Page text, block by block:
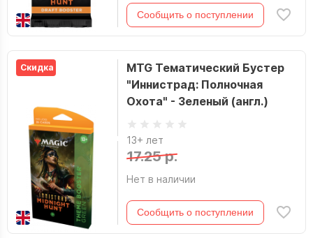
Сообщить о поступлении
Скидка
MTG Тематический Бустер
"Иннистрад: Полночная
Охота" - Зеленый (англ.)
13+ лет
17.25 р.
Нет в наличии
Сообщить о поступлении